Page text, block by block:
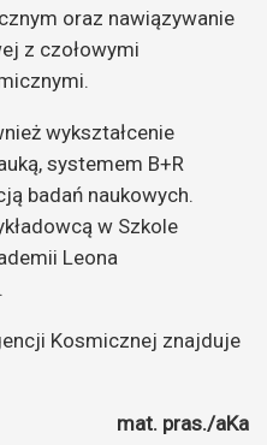
oraz nawiązywanie
z czołowymi
wykształcenie
systemem B+R
badań naukowych.
w Szkole
Leona
Kosmicznej znajduje
mat. pras./aKa